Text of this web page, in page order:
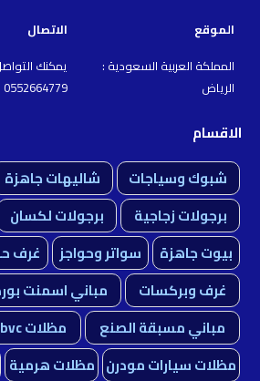
الموقع
الاتصال
المملكة العربية السعودية :
الرياض
يمكنك
0552664779
الاقسام
شبوك وسياجات
شاليهات جاهزة
برجولات زجاجية
برجولات لكسان
بيوت جاهزة
سواتر وحواجز غرف
غرف وبركسات
مباني اسمنت
مباني مسبقة الصنع
مظلات bvc
مظلات سيارات مودرن مظلات هرمية